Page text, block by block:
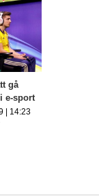
gå
e-sport
| 14:23